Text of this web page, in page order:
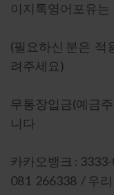
이지톡영어포유
(필요하신 분은 적
려주세요)
무통장입금(예금
니다
카카오뱅크 :
081 266338 / 우리